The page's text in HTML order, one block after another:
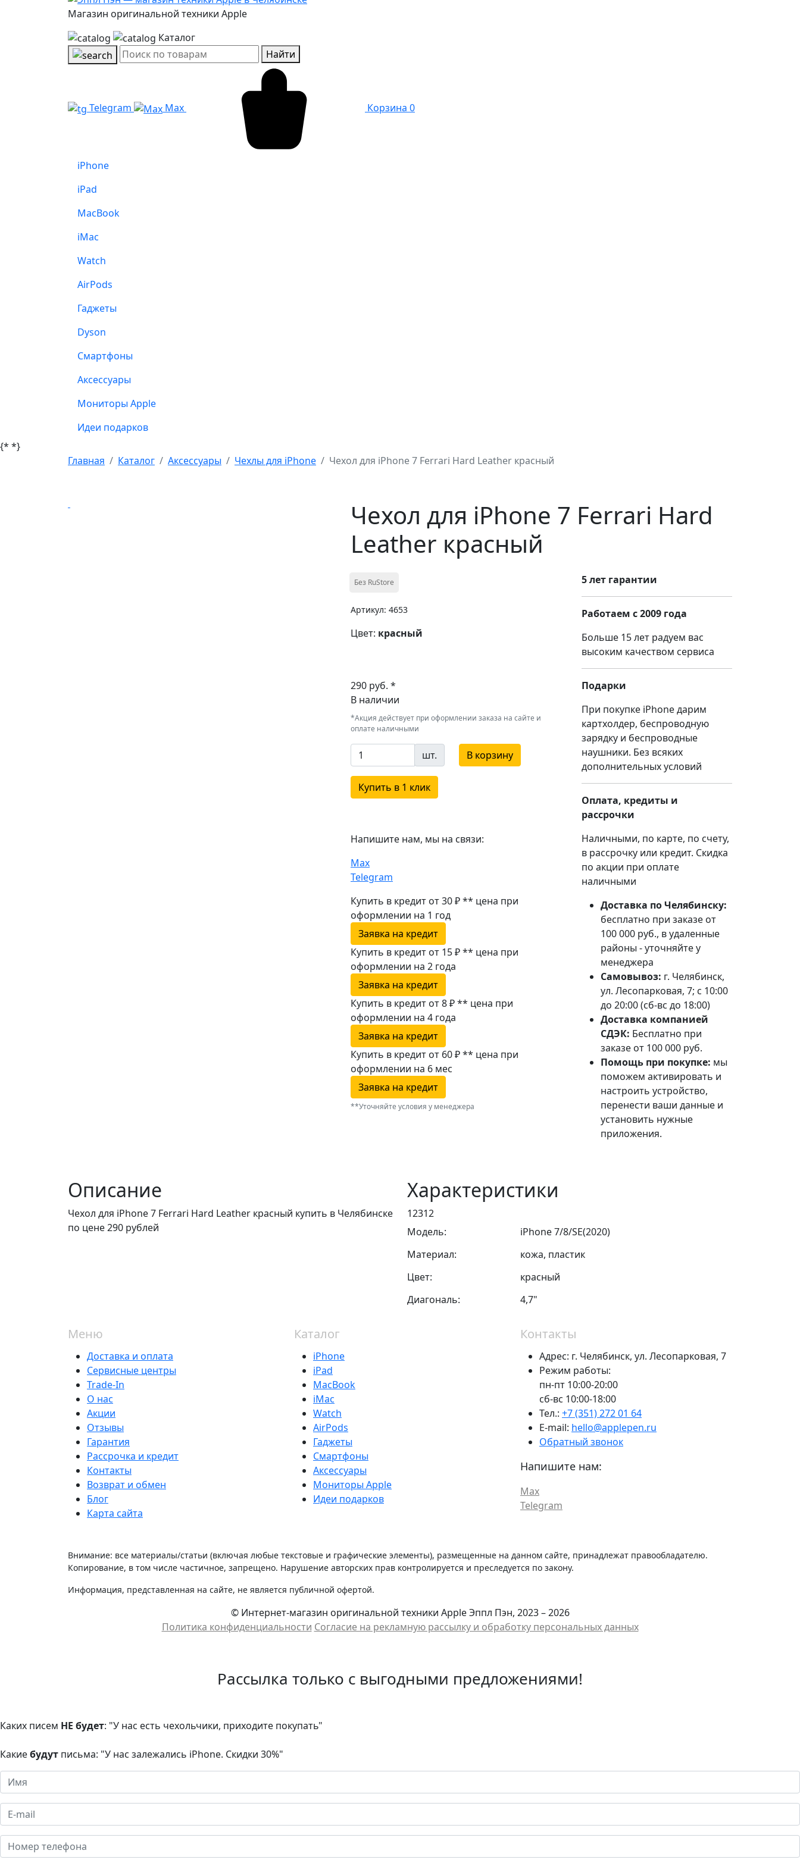
Магазин оригинальной техники Apple
Каталог
Найти
Telegram Max Корзина 0
iPhone
iPad
MacBook
iMac
Watch
AirPods
Гаджеты
Dyson
Смартфоны
Аксессуары
Мониторы Apple
Идеи подарков
{* *}
Главная
Каталог Аксессуары Чехлы для iPhone Чехол для iPhone 7 Ferrari Hard Leather красный
Чехол для iPhone 7 Ferrari Hard
Leather красный
Без RuStore
Артикул: 4653
Цвет: красный
290 руб. *
В наличии
*Акция действует при оформлении заказа на сайте и
оплате наличными
шт. В корзину
Купить в 1 клик
Напишите нам, мы на связи:
Max
Telegram
Купить в кредит от 30 ₽** цена при
оформлении на 1 год
Заявка на кредит
Купить в кредит от 15 ₽** цена при
оформлении на 2 года
Заявка на кредит
Купить в кредит от 8 ₽** цена при
оформлении на 4 года
Заявка на кредит
Купить в кредит от 60 ₽** цена при
оформлении на 6 мес
Заявка на кредит
**Уточняйте условия у менеджера
5 лет гарантии
Работаем с 2009 года
Больше 15 лет радуем вас
высоким качеством сервиса
Подарки
При покупке iPhone дарим
картхолдер, беспроводную
зарядку и беспроводные
наушники. Без всяких
дополнительных условий
Оплата, кредиты и
рассрочки
Наличными, по карте, по счету,
в рассрочку или кредит. Скидка
по акции при оплате
наличными
Доставка по Челябинску:
бесплатно при заказе от
100 000 руб., в удаленные
районы - уточняйте у
менеджера
Самовывоз: г. Челябинск,
ул. Лесопарковая, 7; с 10:00
до 20:00 (сб-вс до 18:00)
Доставка компанией
СДЭК: Бесплатно при
заказе от 100 000 руб.
Помощь при покупке: мы
поможем активировать и
настроить устройство,
перенести ваши данные и
установить нужные
приложения.
Описание
Чехол для iPhone 7 Ferrari Hard Leather красный купить в Челябинске
по цене 290 рублей
Характеристики
12312
Модель:
iPhone 7/8/SE(2020)
Материал:
кожа, пластик
Цвет:
красный
Диагональ:
4,7"
Меню
Доставка и оплата
Сервисные центры
Trade-In
О нас
Акции
Отзывы
Гарантия
Рассрочка и кредит
Контакты
Возврат и обмен
Блог
Карта сайта
Каталог
iPhone
iPad
MacBook
iMac
Watch
AirPods
Гаджеты
Смартфоны
Аксессуары
Мониторы Apple
Идеи подарков
Контакты
Адрес: г. Челябинск, ул. Лесопарковая, 7
Режим работы:
пн-пт 10:00-20:00
сб-вс 10:00-18:00
Тел.: +7 (351) 272 01 64
E-mail: hello@applepen.ru
Обратный звонок
Напишите нам:
Max
Telegram
Внимание: все материалы/статьи (включая любые текстовые и графические элементы), размещенные на данном сайте, принадлежат правообладателю.
Копирование, в том числе частичное, запрещено. Нарушение авторских прав контролируется и преследуется по закону.
Информация, представленная на сайте, не является публичной офертой.
© Интернет-магазин оригинальной техники Apple Эппл Пэн, 2023 – 2026
Политика конфиденциальности Cогласие на рекламную рассылку и обработку персональных данных
Рассылка только с выгодными предложениями!
Каких писем НЕ будет: "У нас есть чехольчики, приходите покупать"
Какиебудут письма: "У нас залежались iPhone. Скидки 30%"